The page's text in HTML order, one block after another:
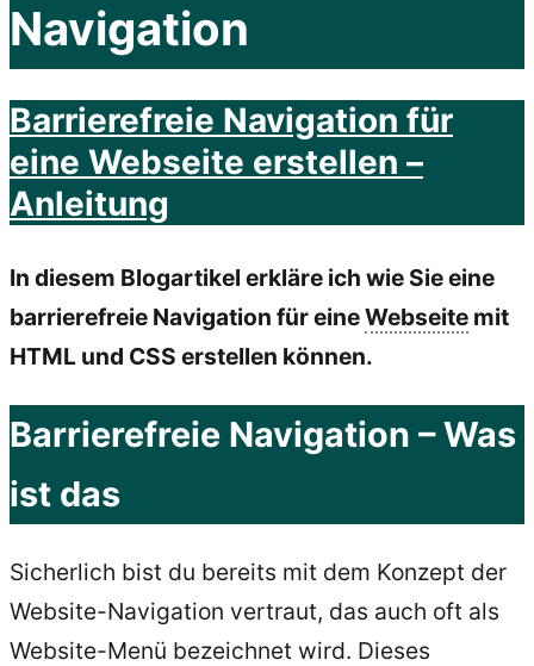
Navigation
Barrierefreie Navigation für
eine Webseite erstellen –
Anleitung
In diesem Blogartikel erkläre ich wie Sie eine
barrierefreie Navigation für eineWebseite mit
HTML und CSS erstellen können.
Barrierefreie Navigation – Was
ist das
Sicherlich bist du bereits mit dem Konzept der
Website-Navigation vertraut, das auch oft als
Website-Menü bezeichnet wird. Dieses